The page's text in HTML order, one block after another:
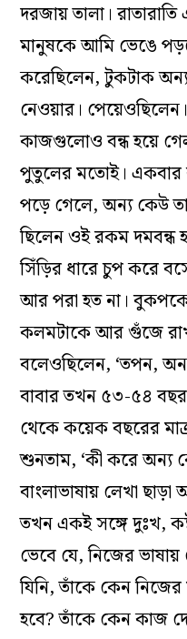
দরজায় তালা।
মানুষকে আমি ভেঙে
করেছিলেন, টুকটাক
নেওয়ার।
কাজগুলোও বন্ধ হয়ে
পুতুলের মতোই। একবার
পড়ে গেলে, অন্য কেউ
ছিলেন ওই রকম দমবন্ধ
সিঁড়ির ধারে চুপ করে
আর পরা হত না।
কলমটাকে আর গুঁজে
বলেওছিলেন, ‘তপন,
বাবার তখন ৫৩-৫৪
থেকে কয়েক বছরের
শুনতাম, ‘কী করে
বাংলাভাষায় লেখা
তখন একই সঙ্গে দুঃখ,
ভেবে যে, নিজের ভাষায়
যিনি, তাঁকে কেন
হবে? তাঁকে কেন কাজ